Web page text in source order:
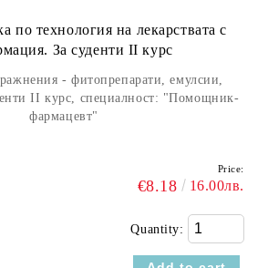
по технология на лекарствата с
За суденти II курс
- фитопрепарати, емулсии,
II курс, специалност: "Помощник-
фармацевт"
Price:
€8.18 16.00лв.
Quantity: